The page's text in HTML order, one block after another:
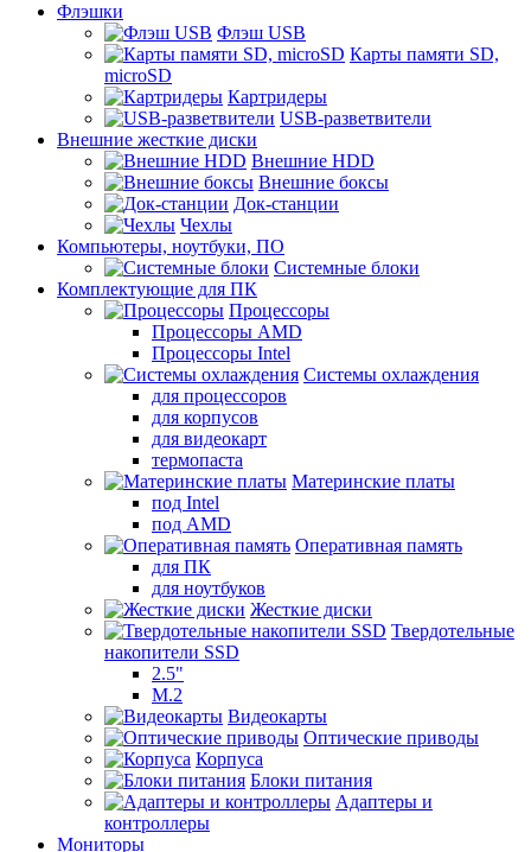
Флэшки
Флэш USB
Карты памяти SD,
microSD
Картридеры
USB-разветвители
Внешние жесткие диски
Внешние HDD
Внешние боксы
Док-станции
Чехлы
Компьютеры, ноутбуки, ПО
Системные блоки
Комплектующие для ПК
Процессоры
Процессоры AMD
Процессоры Intel
Системы охлаждения
для процессоров
для корпусов
для видеокарт
термопаста
Материнские платы
под Intel
под AMD
Оперативная память
для ПК
для ноутбуков
Жесткие диски
Твердотельные
накопители SSD
2.5"
M.2
Видеокарты
Оптические приводы
Корпуса
Блоки питания
Адаптеры и
контроллеры
Мониторы